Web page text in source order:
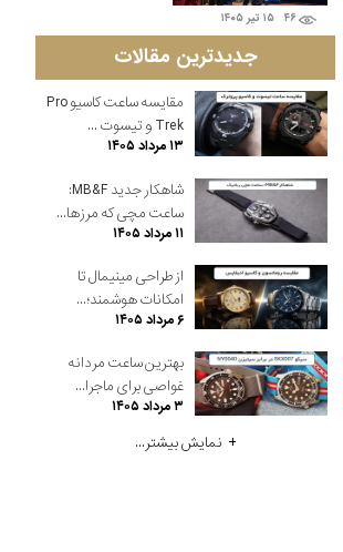
۴۶ ۱۵ تير ۱۴۰۵
جدیدترین مقالات
مقایسه ساعت کاسیو Pro
Trek و تیسوت ...
۱۳ مرداد ۱۴۰۵
شاهکار جدید MB&F:
ساعت مچی که مرزها...
۱۱ مرداد ۱۴۰۵
از طراحی مینیمال تا
امکانات هوشمند؛...
۶ مرداد ۱۴۰۵
بهترین ساعت مردانه
غواصی برای ماجرا...
۳ مرداد ۱۴۰۵
نمایش بیشتر...